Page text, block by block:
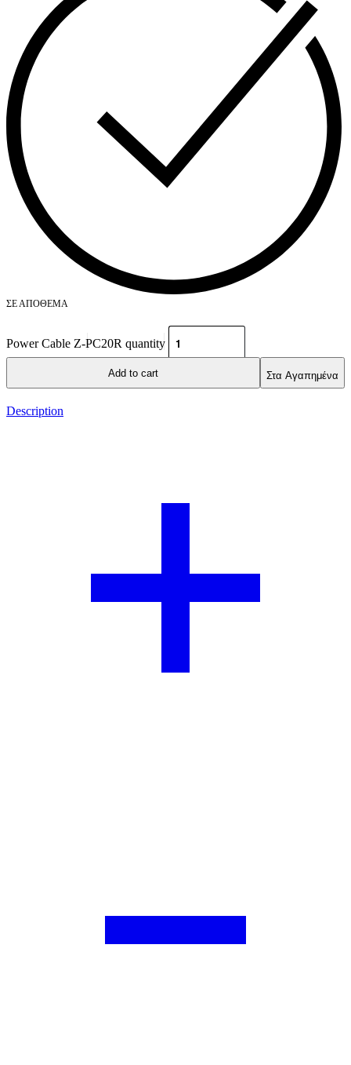
ΣΕ ΑΠΌΘΕΜΑ
Power Cable Z-PC20R quantity
Add to cart Στα Αγαπημένα
Description